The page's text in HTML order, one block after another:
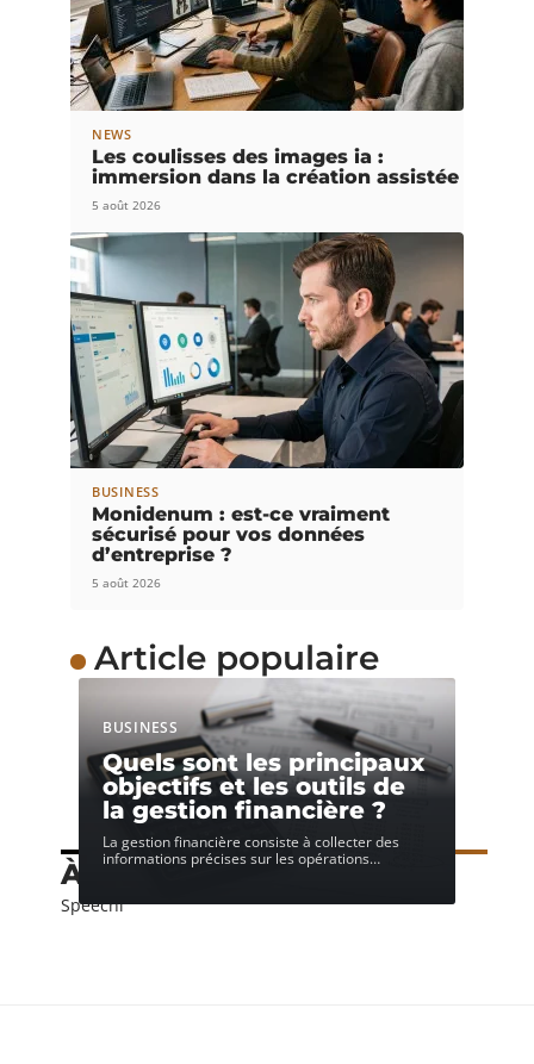
NEWS
Les coulisses des images ia :
immersion dans la création assistée
5 août 2026
BUSINESS
Monidenum : est-ce vraiment
sécurisé pour vos données
d’entreprise ?
5 août 2026
Article populaire
BUSINESS
Quels sont les principaux
objectifs et les outils de
la gestion financière ?
La gestion financière consiste à collecter des
informations précises sur les opérations…
À découvrir
Speechi